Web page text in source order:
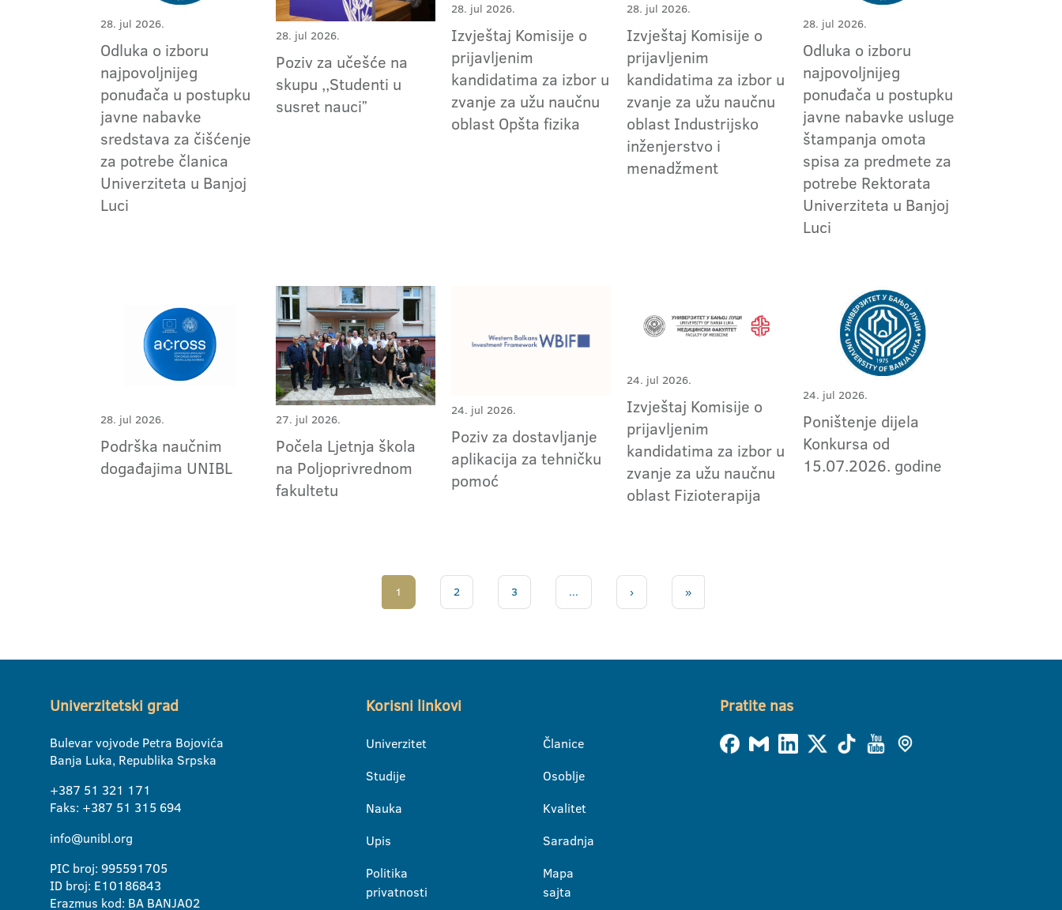
28. jul 2026.
Odluka o izboru
najpovoljnijeg
ponuđača u postupku
javne nabavke
sredstava za čišćenje
za potrebe članica
Univerziteta u Banjoj
Luci
28. jul 2026.
Poziv za učešće na
skupu ,,Studenti u
susret nauciˮ
28. jul 2026.
Izvještaj Komisije o
prijavljenim
kandidatima za izbor u
zvanje za užu naučnu
oblast Opšta fizika
28. jul 2026.
Izvještaj Komisije o
prijavljenim
kandidatima za izbor u
zvanje za užu naučnu
oblast Industrijsko
inženjerstvo i
menadžment
28. jul 2026.
Odluka o izboru
najpovoljnijeg
ponuđača u postupku
javne nabavke usluge
štampanja omota
spisa za predmete za
potrebe Rektorata
Univerziteta u Banjoj
Luci
28. jul 2026.
Podrška naučnim
događajima UNIBL
27. jul 2026.
Počela Ljetnja škola
na Poljoprivrednom
fakultetu
24. jul 2026.
Poziv za dostavljanje
aplikacija za tehničku
pomoć
24. jul 2026.
Izvještaj Komisije o
prijavljenim
kandidatima za izbor u
zvanje za užu naučnu
oblast Fizioterapija
24. jul 2026.
Poništenje dijela
Konkursa od
15.07.2026. godine
1 2 3 ... › »
Univerzitetski grad
Bulevar vojvode Petra Bojovića
Banja Luka, Republika Srpska
+387 51 321 171
Faks: +387 51 315 694
info@unibl.org
PIC broj: 995591705
ID broj: E10186843
Erazmus kod: BA BANJA02
Korisni linkovi
Univerzitet
Studije
Nauka
Upis
Politika
privatnosti
Članice
Osoblje
Kvalitet
Saradnja
Mapa
sajta
Pratite nas